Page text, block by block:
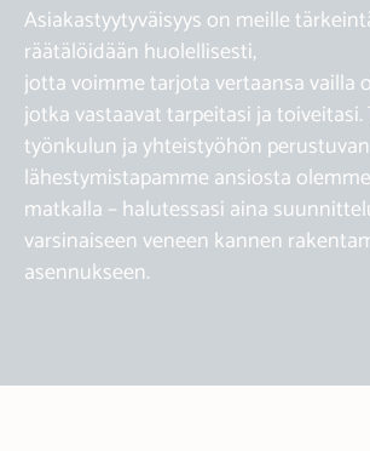
Asiakastyytyväisyys on meille
räätälöidään huolellisesti,
jotta voimme tarjota vertaansa vailla
jotka vastaavat tarpeitasi ja toiveitasi.
työnkulun ja yhteistyöhön perustuvan
lähestymistapamme ansiosta
matkalla – halutessasi aina
varsinaiseen veneen kannen
asennukseen.